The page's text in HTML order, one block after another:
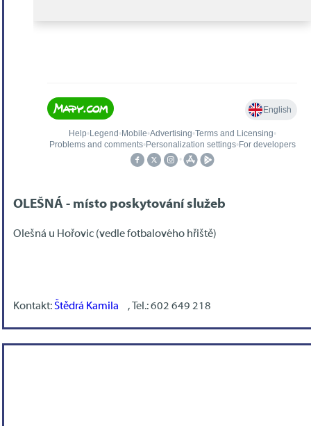
OLEŠNÁ - místo poskytování služeb
Olešná u Hořovic (vedle fotbalového hřiště)
Kontakt:Štědrá Kamila , Tel.: 602 649 218